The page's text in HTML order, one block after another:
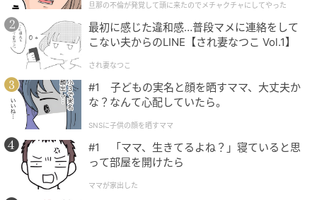
クチャにしてやった
旦那の不倫が発覚して頭に来たのでメチャクチャにしてやった
最初に感じた違和感…普段マメに連絡をして
こない夫からのLINE【され妻なつこ Vol.1】
され妻なつこ
#1 子どもの実名と顔を晒すママ、大丈夫か
な？なんて心配していたら。
SNSに子供の顔を晒すママ
#1 「ママ、生きてるよね？」寝ていると思
って部屋を開けたら
ママが家出した